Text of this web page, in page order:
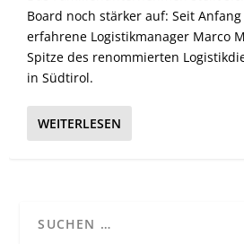
Board noch stärker auf: Seit
erfahrene Logistikmanager Marco
Spitze des renommierten
in Südtirol.
WEITERLESEN